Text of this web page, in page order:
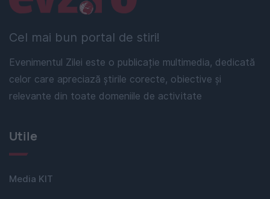
Cel mai bun portal de stiri!
Evenimentul Zilei este o publicație multimedia, dedicată
celor care apreciază știrile corecte, obiective și
relevante din toate domeniile de activitate
Utile
Media KIT